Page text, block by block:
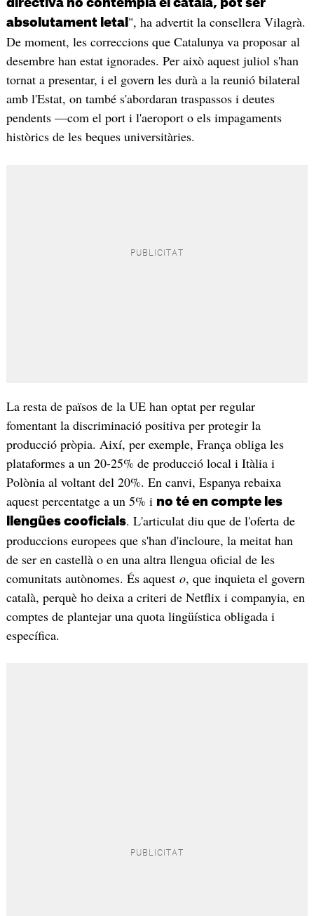
directiva no contempla el català, pot ser
absolutament letal ", ha advertit la consellera Vilagrà.
De moment, les correccions que Catalunya va proposar al
desembre han estat ignorades. Per això aquest juliol s'han
tornat a presentar, i el govern les durà a la reunió bilateral
amb l'Estat, on també s'abordaran traspassos i deutes
pendents —com el port i l'aeroport o els impagaments
històrics de les beques universitàries.
​La resta de països de la UE han optat per regular
fomentant la discriminació positiva per protegir la
producció pròpia. Així, per exemple, França obliga les
plataformes a un 20-25% de producció local i Itàlia i
Polònia al voltant del 20%. En canvi, Espanya rebaixa
aquest percentatge a un 5% i no té en compte les
llengües cooficials. L'articulat diu que de l'oferta de
produccions europees que s'han d'incloure, la meitat han
de ser en castellà o en una altra llengua oficial de les
comunitats autònomes. És aquest o, que inquieta el govern
català, perquè ho deixa a criteri de Netflix i companyia, en
comptes de plantejar una quota lingüística obligada i
específica.